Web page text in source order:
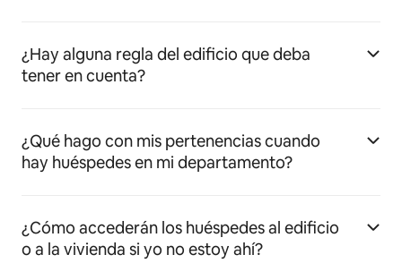
¿Hay alguna regla del edificio que deba
tener en cuenta?
¿Qué hago con mis pertenencias cuando
hay huéspedes en mi departamento?
¿Cómo accederán los huéspedes al edificio
o a la vivienda si yo no estoy ahí?